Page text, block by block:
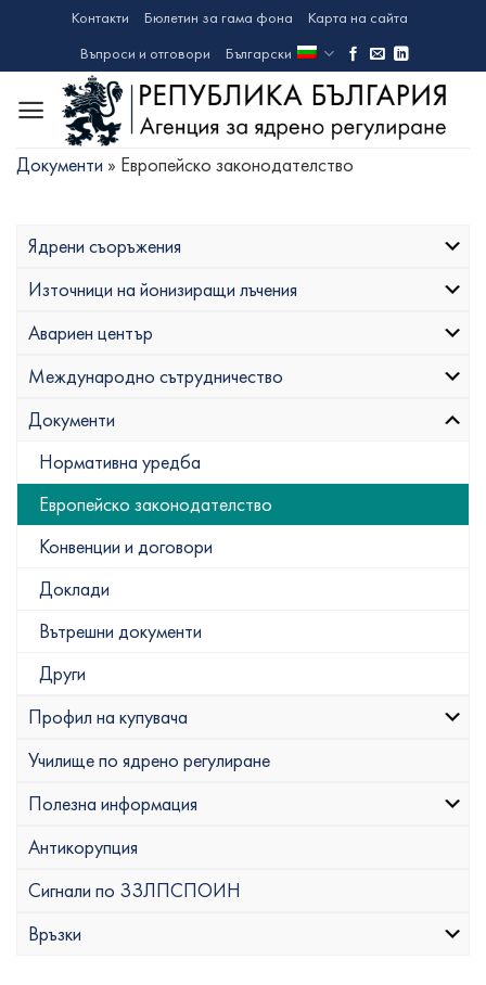
content
Контакти Бюлетин за гама фона
Карта на сайта
Въпроси и отговори
Български
Документи » Европейско законодателство
Ядрени съоръжения
Източници на йонизиращи лъчения
Авариен център
Международно сътрудничество
Документи
Нормативна уредба
Европейско законодателство
Конвенции и договори
Доклади
Вътрешни документи
Други
Профил на купувача
Училище по ядрено регулиране
Полезна информация
Антикорупция
Сигнали по ЗЗЛПСПОИН
Връзки